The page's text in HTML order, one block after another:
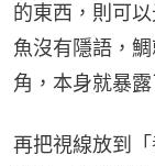
的東西，則可
魚沒有隱語，
角，本身就暴
再把視線放到